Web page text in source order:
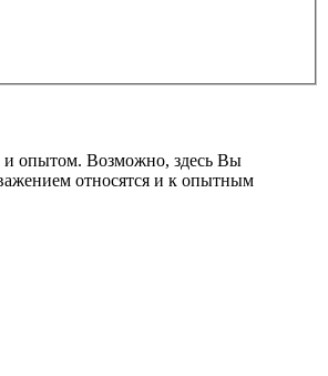
и опытом. Возможно, здесь Вы
относятся и к опытным